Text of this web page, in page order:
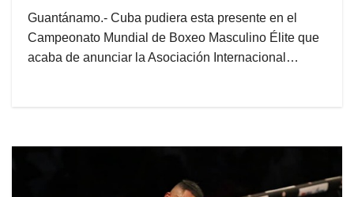
Guantánamo.- Cuba pudiera esta presente en el
Campeonato Mundial de Boxeo Masculino Élite que
acaba de anunciar la Asociación Internacional…